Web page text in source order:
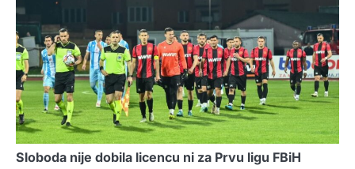
Sloboda nije dobila licencu ni za Prvu ligu FBiH